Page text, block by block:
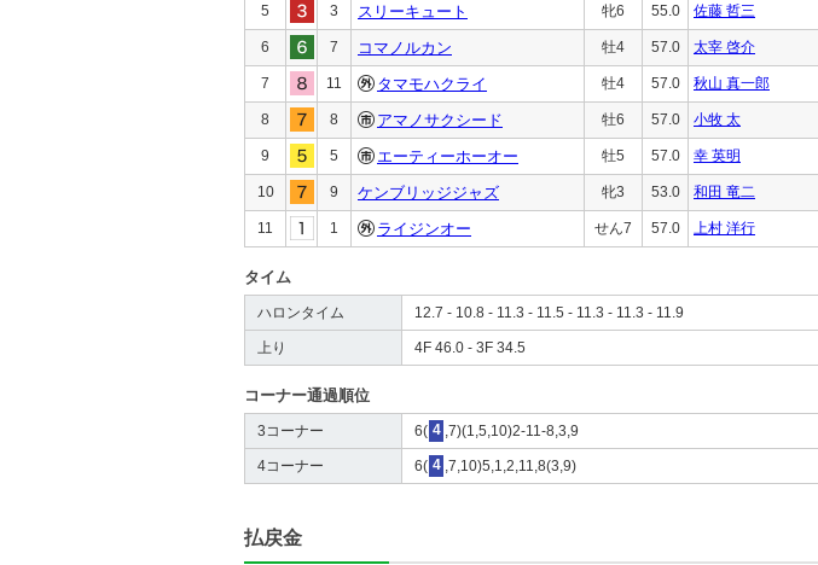
5 3 スリーキュート 牝6 55.0 佐藤 哲三
6 7 コマノルカン 牡4 57.0 太宰 啓介
7 11 タマモハクライ 牡4 57.0 秋山 真一郎
8 8 アマノサクシード 牡6 57.0 小牧 太
9 5 エーティーホーオー 牡5 57.0 幸 英明
10 9 ケンブリッジジャズ 牝3 53.0 和田 竜二
11 1 ライジンオー せん7 57.0 上村 洋行
タイム
ハロンタイム 12.7 - 10.8 - 11.3 - 11.5 - 11.3 - 11.3 - 11.9
上り 4F 46.0 - 3F 34.5
コーナー通過順位
3コーナー 6( 4 ,7)(1,5,10)2-11-8,3,9
4コーナー 6( 4 ,7,10)5,1,2,11,8(3,9)
払戻金